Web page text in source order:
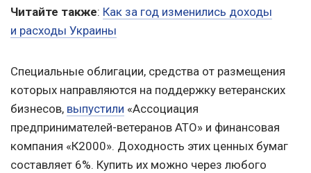
Читайте также: Как за год изменились доходы
и расходы Украины
Специальные облигации, средства от размещения
которых направляются на поддержку ветеранских
бизнесов, выпустили «Ассоциация
предпринимателей-ветеранов АТО» и финансовая
компания «К2000». Доходность этих ценных бумаг
составляет 6%. Купить их можно через любого